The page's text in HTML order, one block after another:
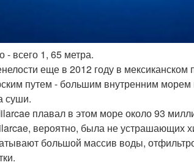
- всего 1, 65 метра.
еще в 2012 году в мексиканском
путем - большим внутренним
суши.
плавал в этом море около 93
вероятно, была не устрашающих
большой массив воды,